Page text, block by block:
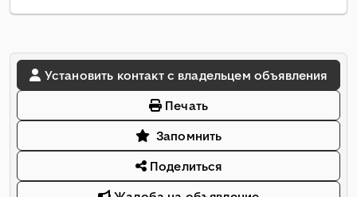
Установить контакт с владельцем объявления
Печать
Запомнить
Поделиться